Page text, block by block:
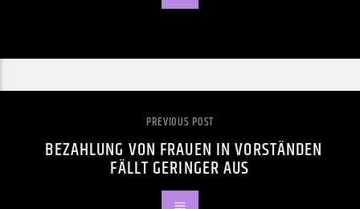
PREVIOUS POST
BEZAHLUNG VON FRAUEN IN VORSTÄNDEN
FÄLLT GERINGER AUS